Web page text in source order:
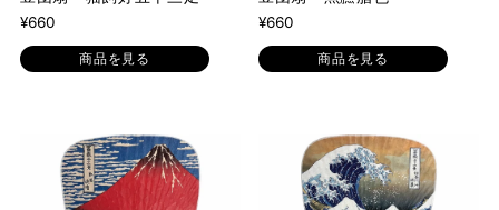
¥660
商品を見る
¥660
商品を見る